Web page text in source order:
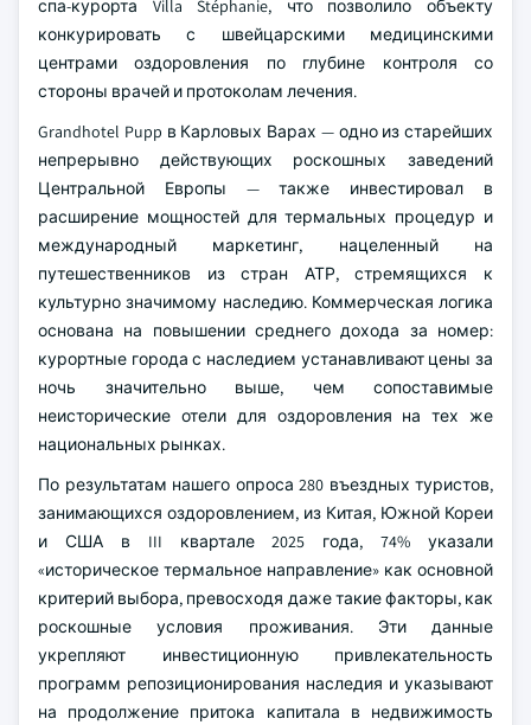
спа-курорта Villa Stéphanie, что позволило объекту
конкурировать с швейцарскими медицинскими
центрами оздоровления по глубине контроля со
стороны врачей и протоколам лечения.
Grandhotel Pupp в Карловых Варах — одно из старейших
непрерывно действующих роскошных заведений
Центральной Европы — также инвестировал в
расширение мощностей для термальных процедур и
международный маркетинг, нацеленный на
путешественников из стран АТР, стремящихся к
культурно значимому наследию. Коммерческая логика
основана на повышении среднего дохода за номер:
курортные города с наследием устанавливают цены за
ночь значительно выше, чем сопоставимые
неисторические отели для оздоровления на тех же
национальных рынках.
По результатам нашего опроса 280 въездных туристов,
занимающихся оздоровлением, из Китая, Южной Кореи
и США в III квартале 2025 года, 74% указали
«историческое термальное направление» как основной
критерий выбора, превосходя даже такие факторы, как
роскошные условия проживания. Эти данные
укрепляют инвестиционную привлекательность
программ репозиционирования наследия и указывают
на продолжение притока капитала в недвижимость